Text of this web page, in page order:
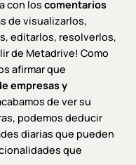
con los comentarios
de visualizarlos,
editarlos, resolverlos,
de Metadrive! Como
afirmar que
empresas y
de ver su
podemos deducir
diarias que pueden
que